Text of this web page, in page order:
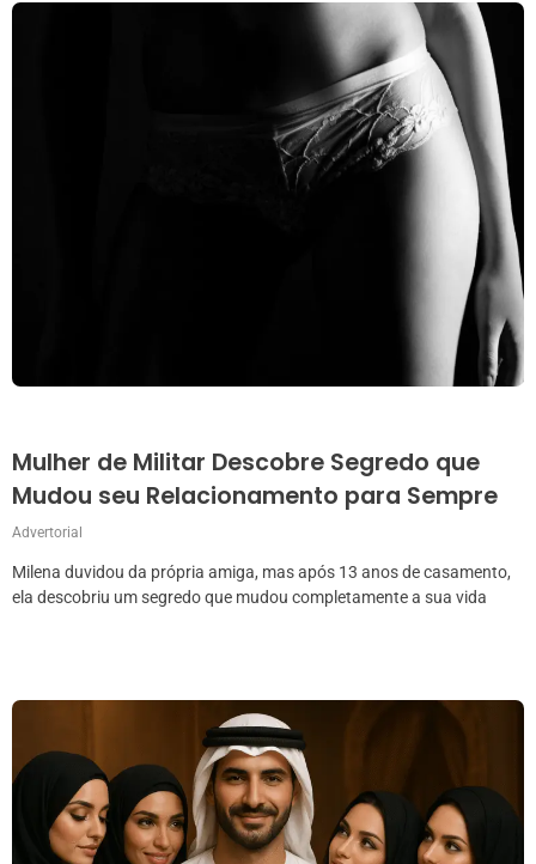
Mulher de Militar Descobre Segredo que
Mudou seu Relacionamento para Sempre
Advertorial
Milena duvidou da própria amiga, mas após 13 anos de casamento,
ela descobriu um segredo que mudou completamente a sua vida